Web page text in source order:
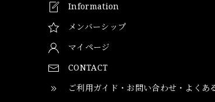
Information
メンバーシップ
マイページ
CONTACT
ご利用ガイド・お問い合わせ・よくあ